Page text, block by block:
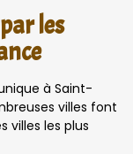
les
à Saint-
villes font
villes les plus